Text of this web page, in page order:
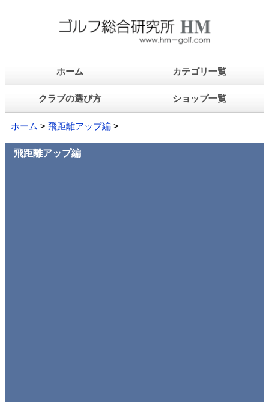
ホーム カテゴリ一覧
クラブの選び方 ショップ一覧
ホーム > 飛距離アップ編 >
飛距離アップ編